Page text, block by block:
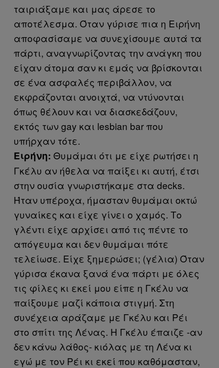
ταιριάξαμε και μας άρεσε το
αποτέλεσμα. Όταν γύρισε πια η Ειρήνη
αποφασίσαμε να συνεχίσουμε αυτά τα
πάρτι, αναγνωρίζοντας την ανάγκη που
είχαν άτομα σαν κι εμάς να βρίσκονται
σε ένα ασφαλές περιβάλλον, να
εκφράζονται ανοιχτά, να ντύνονται
όπως θέλουν και να διασκεδάζουν,
εκτός των gay και lesbian bar που
υπήρχαν τότε.
Ειρήνη: Θυμάμαι ότι με είχε ρωτήσει η
Γκέλυ αν ήθελα να παίξει κι αυτή, έτσι
στην ουσία γνωριστήκαμε στα decks.
Ήταν υπέροχα, ήμασταν θυμάμαι οκτώ
γυναίκες και είχε γίνει ο χαμός. Το
γλέντι είχε αρχίσει από τις πέντε το
απόγευμα και δεν θυμάμαι πότε
τελείωσε. Είχε ξημερώσει; (γέλια) Όταν
γύρισα έκανα ξανά ένα πάρτι με όλες
τις φίλες κι εκεί μου είπε η Γκέλυ να
παίξουμε μαζί κάποια στιγμή. Στη
συνέχεια αράζαμε με Γκέλυ και Ρέι
στο σπίτι της Λένας. Η Γκέλυ έπαιζε -αν
δεν κάνω λάθος- κιόλας με τη Λένα κι
εγώ με τον Ρέι κι εκεί που καθόμασταν,